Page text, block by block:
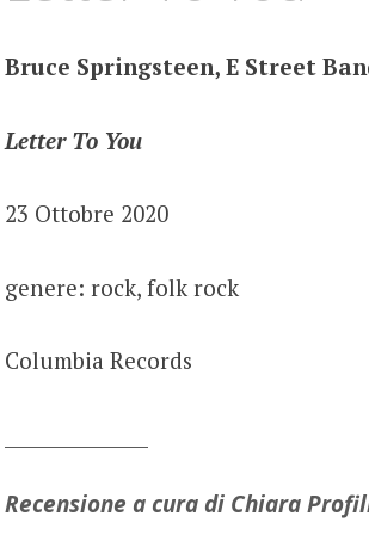
Bruce Springsteen, E Street
Letter To You
23 Ottobre 2020
genere: rock, folk rock
Columbia Records
Recensione a cura di Chiara